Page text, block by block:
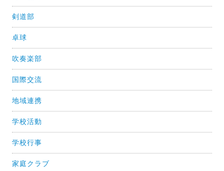
剣道部
卓球
吹奏楽部
国際交流
地域連携
学校活動
学校行事
家庭クラブ